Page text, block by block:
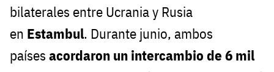
bilaterales entre Ucrania y Rusia
en Estambul. Durante junio, ambos
países acordaron un intercambio de 6 mil